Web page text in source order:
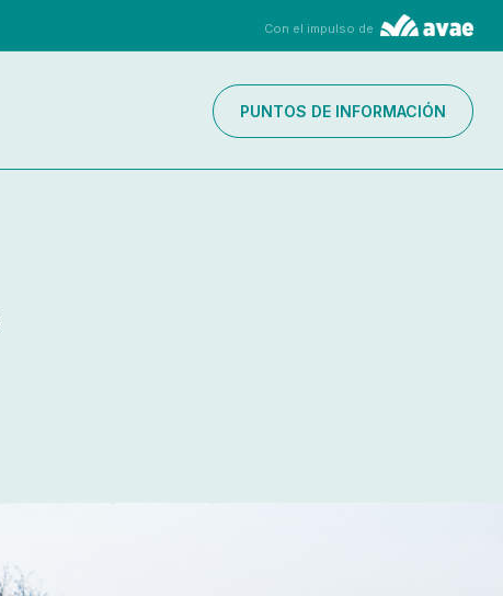
Con el impulso de
PUNTOS DE INFORMACIÓN